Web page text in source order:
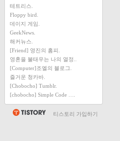
테트리스.
Floppy bird.
데이지 게임.
GeekNews.
해커뉴스.
[Friend] 영진의 홈피.
영혼을 불태우는 나의 열정..
[Computer]조엘의 블로그.
즐거운 청카바.
[Chobocho] Tumblr.
[chobocho] Simple Code ….
티스토리 가입하기